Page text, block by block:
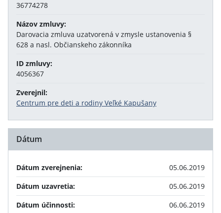
36774278
Názov zmluvy:
Darovacia zmluva uzatvorená v zmysle ustanovenia §
628 a nasl. Občianskeho zákonníka
ID zmluvy:
4056367
Zverejnil:
Centrum pre deti a rodiny Veľké Kapušany
Dátum
Dátum zverejnenia:
05.06.2019
Dátum uzavretia:
05.06.2019
Dátum účinnosti:
06.06.2019